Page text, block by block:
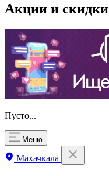
Акции и скидки
Пусто...
Меню
Махачкала